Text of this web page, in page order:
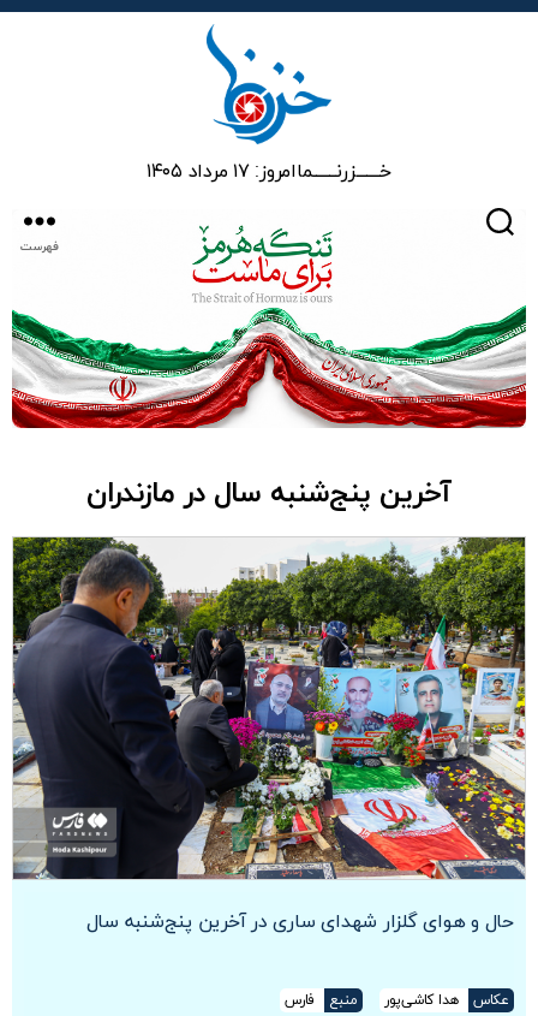
خـــــــزرنـــــــماامروز: ۱۷ مرداد ۱۴۰۵
فهرست
آخرین پنج‌شنبه سال در مازندران
حال و هوای گلزار شهدای ساری در آخرین پنج‌شنبه سال
عکاس هدا کاشی‌پور منبع
فارس